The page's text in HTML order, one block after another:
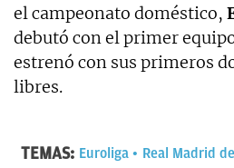
el campeonato doméstico,
debutó con el primer
estrenó con sus primeros
libres.
TEMAS: Euroliga Real Madrid